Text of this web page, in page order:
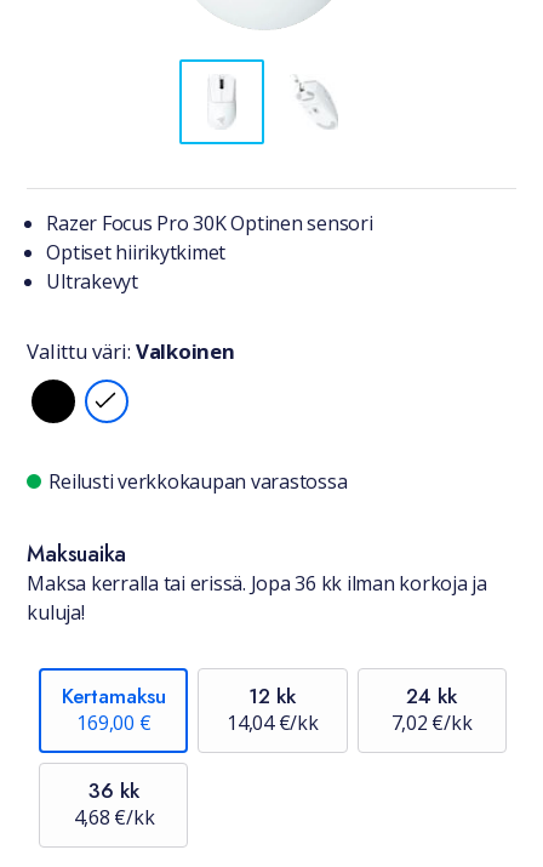
Tuotteesta lyhyesti
Razer Focus Pro 30K Optinen sensori
Optiset hiirikytkimet
Ultrakevyt
Valitse väri
Valittu väri: Valkoinen
Saatavuustiedot
Reilusti verkkokaupan varastossa
Maksuaika
Maksa kerralla tai erissä. Jopa 36 kk ilman korkoja ja
kuluja!
Kertamaksu
169,00 €
12 kk
14,04 €/kk
24 kk
7,02 €/kk
36 kk
4,68 €/kk